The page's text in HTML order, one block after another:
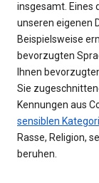
insgesamt. Eines
unseren eigenen
Beispielsweise
bevorzugten
Ihnen
Sie
Kennungen aus
sensiblen
Rasse, Religion,
beruhen.